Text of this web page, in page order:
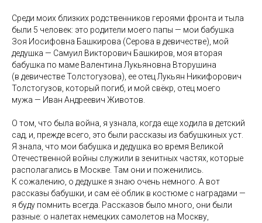
Среди моих близких родственников героями фронта и тыла
были 5 человек: это родители моего папы — мои бабушка
Зоя Иосифовна Башкирова (Серова в девичестве), мой
дедушка — Самуил Викторович Башкиров, моя вторая
бабушка по маме Валентина Лукьяновна Вторушина
(в девичестве Толстогузова), ее отец Лукьян Никифорович
Толстогузов, который погиб, и мой свёкр, отец моего
мужа — Иван Андреевич Животов.
О том, что была война, я узнала, когда еще ходила в детский
сад, и, прежде всего, это были рассказы из бабушкиных уст.
Я знала, что мои бабушка и дедушка во время Великой
Отечественной войны служили в зенитных частях, которые
располагались в Москве. Там они и поженились.
К сожалению, о дедушке я знаю очень немного. А вот
рассказы бабушки, и сам её облик в костюме с наградами —
я буду помнить всегда. Рассказов было много, они были
разные: о налетах немецких самолетов на Москву,